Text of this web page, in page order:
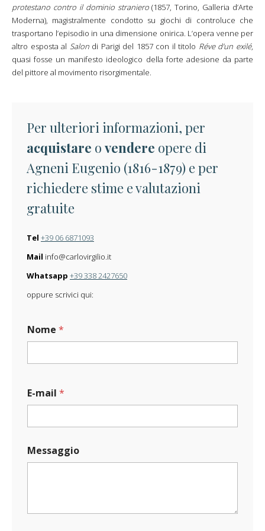
protestano contro il dominio straniero(1857, Torino, Galleria d’Arte
Moderna), magistralmente condotto su giochi di controluce che
trasportano l’episodio in una dimensione onirica. L’opera venne per
altro esposta al Salondi Parigi del 1857 con il titolo Réve d’un exilé,
quasi fosse un manifesto ideologico della forte adesione da parte
del pittore al movimento risorgimentale.
Per ulteriori informazioni, per
acquistare o vendere opere di
Agneni Eugenio (1816-1879) e per
richiedere stime e valutazioni
gratuite
Tel +39 06 6871093
Mail info@carlovirgilio.it
Whatsapp +39 338 2427650
oppure scrivici qui:
Nome *
E-mail *
*
C
Messaggio